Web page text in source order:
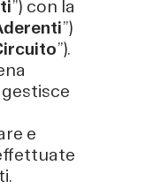
”) con la
”)
”).
gestisce
e